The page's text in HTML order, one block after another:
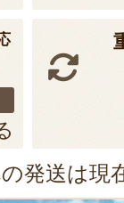
発送は現